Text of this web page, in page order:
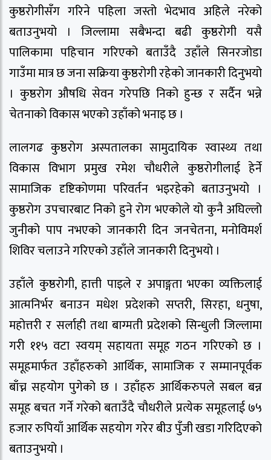
कुष्ठरोगीसँग गरिने पहिला जस्तो भेदभाव अहिले नरेको
बताउनुभयो । जिल्लामा सबैभन्दा बढी कुष्ठरोगी यसै
पालिकामा पहिचान गरिएको बताउँदै उहाँले सिनरजोडा
गाउँमा मात्र छ जना सक्रिया कुष्ठरोगी रहेको जानकारी दिनुभयो
। कुष्ठरोग औषधि सेवन गरेपछि निको हुन्छ र सर्दैन भन्ने
चेतनाको विकास भएको उहाँको भनाइ छ ।
लालगढ कुष्ठरोग अस्पतालका सामुदायिक स्वास्थ्य तथा
विकास विभाग प्रमुख रमेश चौधरीले कुष्ठरोगीलाई हेर्ने
सामाजिक दृष्टिकोणमा परिवर्तन भइरहेको बताउनुभयो ।
कुष्ठरोग उपचारबाट निको हुने रोग भएकोले यो कुनै अघिल्लो
जुनीको पाप नभएको जानकारी दिन जनचेतना, मनोविमर्श
शिविर चलाउने गरिएको उहाँले जानकारी दिनुभयो ।
उहाँले कुष्ठरोगी, हात्ती पाइले र अपाङ्गता भएका व्यक्तिलाई
आत्मनिर्भर बनाउन मधेश प्रदेशको सप्तरी, सिरहा, धनुषा,
महोत्तरी र सर्लाही तथा बाग्मती प्रदेशको सिन्धुली जिल्लामा
गरी ११५ वटा स्वयम् सहायता समूह गठन गरिएको छ ।
समूहमार्फत उहाँहरुको आर्थिक, सामाजिक र सम्मानपूर्वक
बाँच्न सहयोग पुगेको छ । उहाँहरु आर्थिकरुपले सबल बन्न
समूह बचत गर्ने गरेको बताउँदै चौधरीले प्रत्येक समूहलाई ७५
हजार रुपियाँ आर्थिक सहयोग गरेर बीउ पुँजी खडा गरिदिएको
बताउनुभयो ।